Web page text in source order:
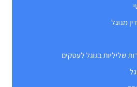
מגוגל
שליליות בגוגל לעסקים